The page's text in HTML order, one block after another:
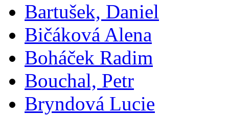
Bartušek, Daniel
Bičáková Alena
Boháček Radim
Bouchal, Petr
Bryndová Lucie